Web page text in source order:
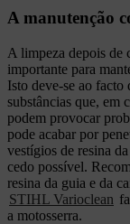
A manutenção
A limpeza depois de
importante para
Isto deve-se ao facto
substâncias que, em
podem provocar
pode acabar por
vestígios de resina
cedo possível.
resina da guia e da
STIHL Varioclean
a motosserra.